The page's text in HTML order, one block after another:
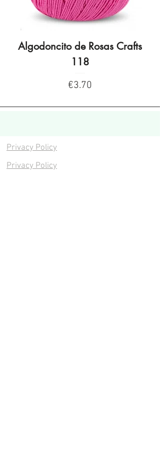
Algodoncito de Rosas Crafts
118
Price
€3.70
Privacy Policy
Privacy Policy